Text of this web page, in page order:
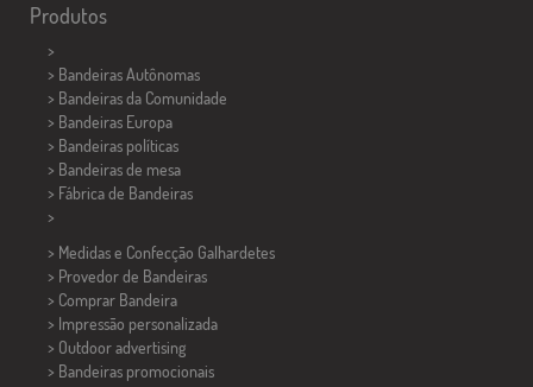
Produtos
>
> Bandeiras Autônomas
> Bandeiras da Comunidade
> Bandeiras Europa
> Bandeiras políticas
> Bandeiras de mesa
> Fábrica de Bandeiras
>
> Medidas e Confecção Galhardetes
> Provedor de Bandeiras
> Comprar Bandeira
> Impressão personalizada
> Outdoor advertising
> Bandeiras promocionais